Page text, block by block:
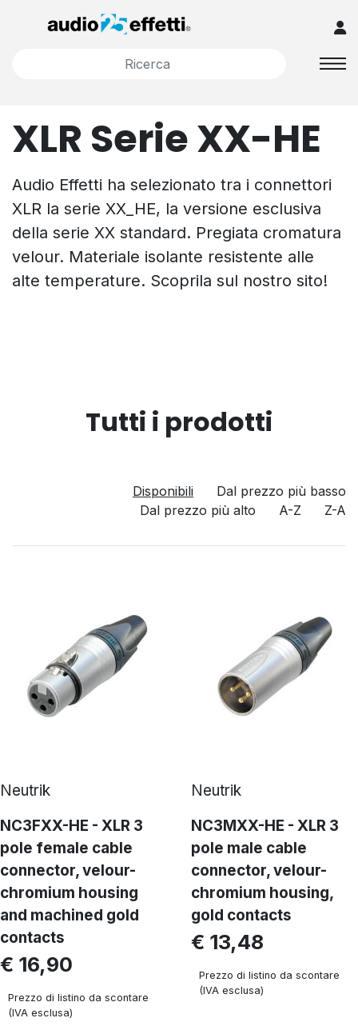
XLR Serie XX-HE
Audio Effetti ha selezionato tra i connettori
XLR la serie XX_HE, la versione esclusiva
della serie XX standard. Pregiata cromatura
velour. Materiale isolante resistente alle
alte temperature. Scoprila sul nostro sito!
Tutti i prodotti
Disponibili
Dal prezzo più basso
Dal prezzo più alto
A-Z Z-A
Neutrik
NC3FXX-HE - XLR 3
pole female cable
connector, velour-
chromium housing
and machined gold
contacts
€ 16,90
Prezzo di listino da scontare
(IVA esclusa)
Neutrik
NC3MXX-HE - XLR 3
pole male cable
connector, velour-
chromium housing,
gold contacts
€ 13,48
Prezzo di listino da scontare
(IVA esclusa)